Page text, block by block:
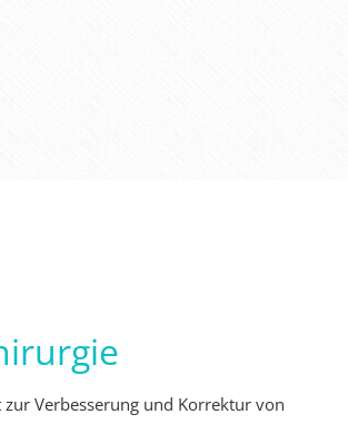
Verbesserung und Korrektur von